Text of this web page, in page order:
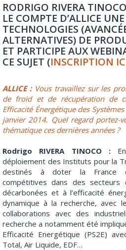
RODRIGO RIVERA
LE COMPTE D’ALLICE
TECHNOLOGIES
ALTERNATIVES) DE
ET PARTICIPE AUX
CE SUJET (INSCRIPTION
ALLICE :Vous travaillez sur les
de froid et de récupération de
Efficacité Énergétique des
janvier 2014. Quel regard portez-
thématique ces dernières années ?
Rodrigo RIVERA TINOCO :En
déploiement des Instituts pour la
destinés à doter la France
compétitives dans des secteurs
décarbonées et à l’efficacité
dynamique à la recherche, avec
collaborations avec des
recherche a notamment été
Efficacité Energétique (PS2E)
Total, Air Liquide, EDF…